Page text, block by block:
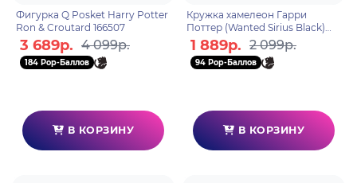
Фигурка Q Posket Harry Potter
Ron & Croutard 166507
3 689р. 4 099р.
184 Pop-Баллов
В КОРЗИНУ
Кружка хамелеон Гарри
Поттер (Wanted Sirius Black)
315мл SCMG25012
1 889р. 2 099р.
94 Pop-Баллов
В КОРЗИНУ